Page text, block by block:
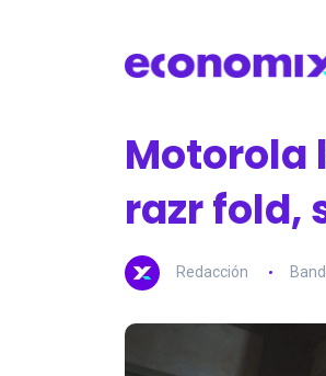
Motorola
razr fold,
Redacción